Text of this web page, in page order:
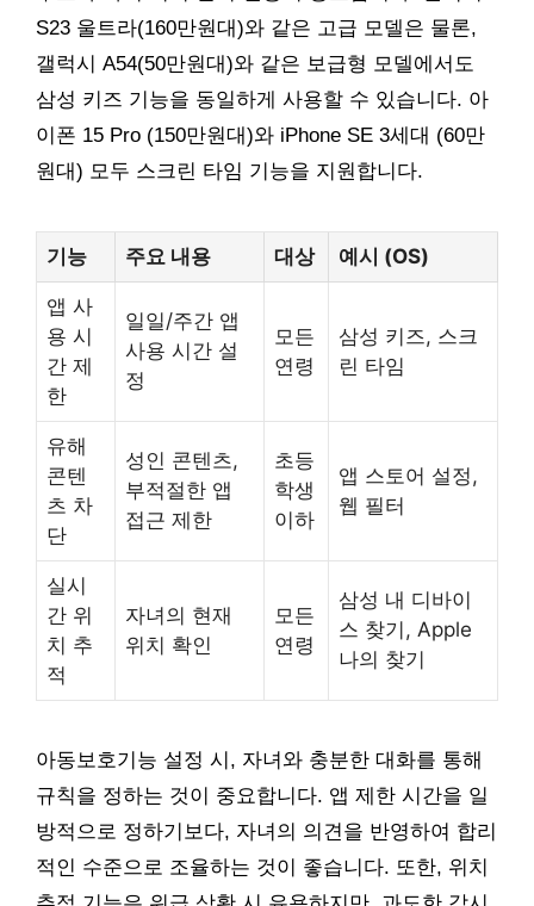
S23 울트라(160만원대)와 같은 고급 모델은 물론,
갤럭시 A54(50만원대)와 같은 보급형 모델에서도
삼성 키즈 기능을 동일하게 사용할 수 있습니다. 아
이폰 15 Pro (150만원대)와 iPhone SE 3세대 (60만
원대) 모두 스크린 타임 기능을 지원합니다.
기능 주요 내용 대상 예시 (OS)
앱 사
용 시
간 제
한
일일/주간 앱
사용 시간 설
정
모든
연령
삼성 키즈, 스크
린 타임
유해
콘텐
츠 차
단
성인 콘텐츠,
부적절한 앱
접근 제한
초등
학생
이하
앱 스토어 설정,
웹 필터
실시
간 위
치 추
적
자녀의 현재
위치 확인
모든
연령
삼성 내 디바이
스 찾기, Apple
나의 찾기
아동보호기능 설정 시, 자녀와 충분한 대화를 통해
규칙을 정하는 것이 중요합니다. 앱 제한 시간을 일
방적으로 정하기보다, 자녀의 의견을 반영하여 합리
적인 수준으로 조율하는 것이 좋습니다. 또한, 위치